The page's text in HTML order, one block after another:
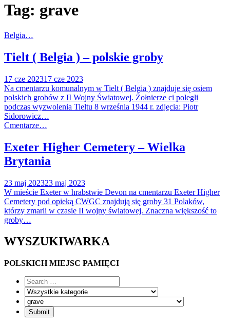
Tag: grave
Belgia…
Tielt ( Belgia ) – polskie groby
17 cze 202317 cze 2023
Na cmentarzu komunalnym w Tielt ( Belgia ) znajduje się osiem
polskich grobów z II Wojny Światowej. Żołnierze ci polegli
podczas wyzwolenia Tieltu 8 września 1944 r. zdjęcia: Piotr
Sidorowicz…
Cmentarze…
Exeter Higher Cemetery – Wielka
Brytania
23 maj 202323 maj 2023
W mieście Exeter w hrabstwie Devon na cmentarzu Exeter Higher
Cemetery pod opieką CWGC znajdują się groby 31 Polaków,
którzy zmarli w czasie II wojny światowej. Znaczna większość to
groby…
WYSZUKIWARKA
POLSKICH MIEJSC PAMIĘCI